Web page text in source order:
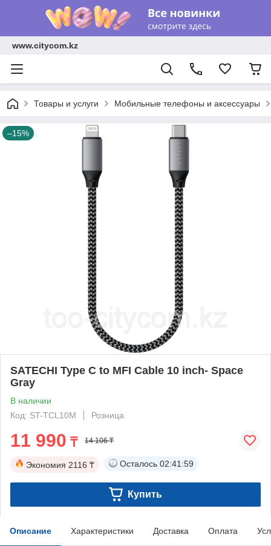
www.citycom.kz
Товары и услуги Мобильные телефоны и аксессуары
–15%
SATECHI Type C to MFI Cable 10 inch- Space
Gray
В наличии
Код: ST-TCL10M
Розница
11 990 ₸ 14 106 ₸
Экономия 2116 ₸ Осталось 02:41:59
Купить
Описание Характеристики Доставка Оплата